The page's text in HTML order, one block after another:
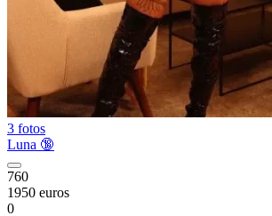
3 fotos
Luna 🔞
760
1950 euros
0